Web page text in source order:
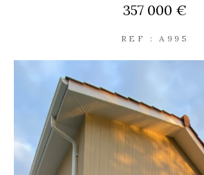
357 000 €
REF : A995